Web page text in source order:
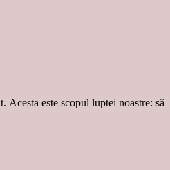
este scopul luptei noastre: să